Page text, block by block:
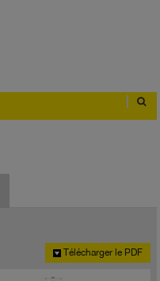
Télécharger le PDF